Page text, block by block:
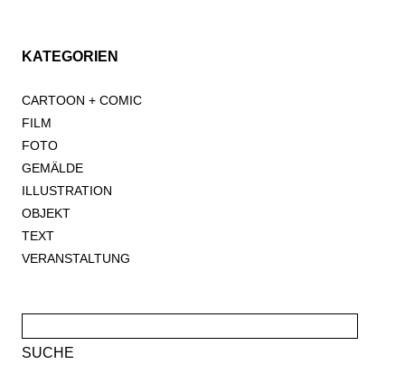
KATEGORIEN
CARTOON + COMIC
FILM
FOTO
GEMÄLDE
ILLUSTRATION
OBJEKT
TEXT
VERANSTALTUNG
nach: